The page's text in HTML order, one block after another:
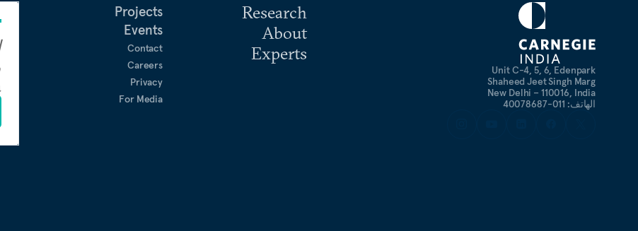
Unit C-4, 5, 6, Edenpark
Shaheed Jeet Singh Marg
New Delhi – 110016, India
الهاتف: 011-40078687
Research
About
Experts
Projects
Events
Contact
Careers
Privacy
For Media